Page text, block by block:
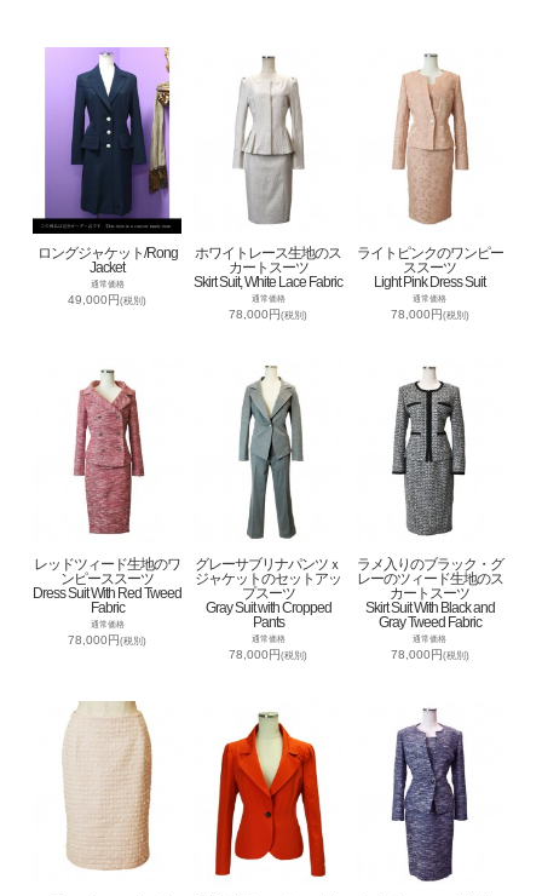
ロングジャケット/Rong
Jacket
通常価格
49,000円(税別)
ホワイトレース生地のス
カートスーツ
Skirt Suit, White Lace Fabric
通常価格
78,000円(税別)
ライトピンクのワンピー
ススーツ
Light Pink Dress Suit
通常価格
78,000円(税別)
レッドツィード生地のワ
ンピーススーツ
Dress Suit With Red Tweed
Fabric
通常価格
78,000円(税別)
グレーサブリナパンツｘ
ジャケットのセットアッ
プスーツ
Gray Suit with Cropped
Pants
通常価格
78,000円(税別)
ラメ入りのブラック・グ
レーのツィード生地のス
カートスーツ
Skirt Suit With Black and
Gray Tweed Fabric
通常価格
78,000円(税別)